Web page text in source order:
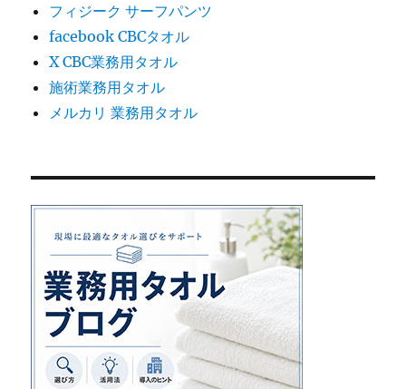
フィジーク サーフパンツ
facebook CBCタオル
X CBC業務用タオル
施術業務用タオル
メルカリ 業務用タオル